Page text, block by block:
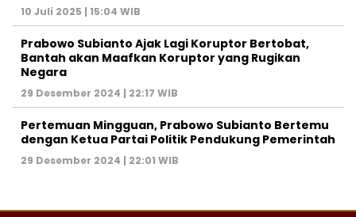
10 Juli 2025 | 15:04 WIB
Prabowo Subianto Ajak Lagi Koruptor Bertobat,
Bantah akan Maafkan Koruptor yang Rugikan
Negara
29 Desember 2024 | 22:17 WIB
Pertemuan Mingguan, Prabowo Subianto Bertemu
dengan Ketua Partai Politik Pendukung Pemerintah
29 Desember 2024 | 22:01 WIB